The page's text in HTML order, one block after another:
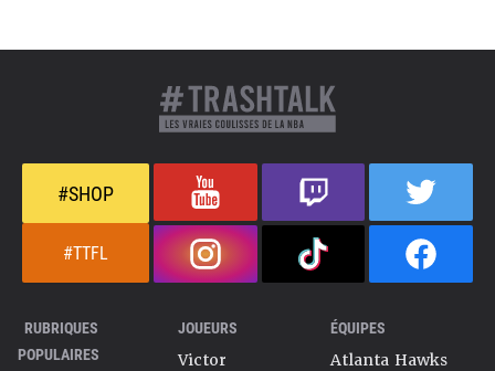
#SHOP
#TTFL
RUBRIQUES
POPULAIRES
JOUEURS
Victor
ÉQUIPES
Atlanta Hawks